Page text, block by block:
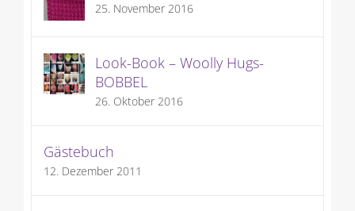
25. November 2016
Look-Book – Woolly Hugs-
BOBBEL
26. Oktober 2016
Gästebuch
12. Dezember 2011